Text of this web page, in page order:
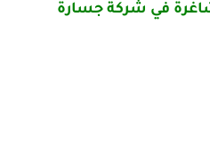
في شركة جسارة